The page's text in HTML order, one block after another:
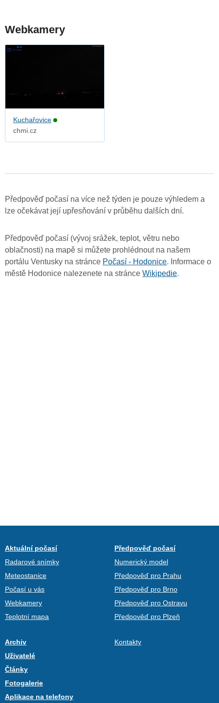
Webkamery
Kuchařovice
chmi.cz
Předpověď počasí na více než týden je pouze výhledem a
lze očekávat její upřesňování v průběhu dalších dní.
Předpověď počasí (vývoj srážek, teplot, větru nebo
oblačnosti) na mapě si můžete prohlédnout na našem
portálu Ventusky na stránce Počasí - Hodonice. Informace o
městě Hodonice nalezenete na stránce Wikipedie.
Aktuální počasí
Radarové snímky
Meteostanice
Počasí u vás
Webkamery
Teplotní mapa
Předpověď počasí
Numerický model
Předpověď pro Prahu
Předpověď pro Brno
Předpověď pro Ostravu
Předpověď pro Plzeň
Archiv
Uživatelé
Články
Fotogalerie
Aplikace na telefony
Kontakty